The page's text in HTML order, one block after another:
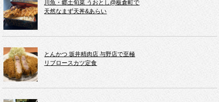
川魚・郷土旬菜 うおとし@板倉町で
天然なまず天丼&あらい
とんかつ 坂井精肉店 与野店で至極
リブロースカツ定食